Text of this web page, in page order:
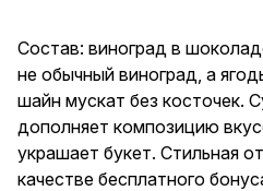
любимой женщине, жене,
подруге, сестре, друзьям и
коллеге.
Состав: виноград в
не обычный виноград, а
шайн мускат без косточек.
дополняет композицию
украшает букет. Стильная
качестве бесплатного